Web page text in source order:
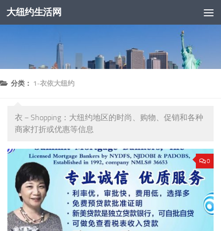
跳至内容
大纽约生活网
分类： 1-衣依大纽约
衣－Shopping：大纽约地区的时尚、购物、促销和各种
商家打折或优惠等信息
0